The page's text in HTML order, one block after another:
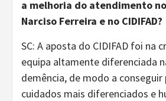
a melhoria do atendimento
Narciso Ferreira e no CIDIFAD?
SC: A aposta do CIDIFAD foi na
equipa altamente diferenciada
demência, de modo a conseguir
cuidados mais diferenciados e